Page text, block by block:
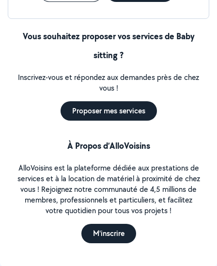
Vous souhaitez proposer vos services de Baby
sitting ?
Inscrivez-vous et répondez aux demandes près de chez
vous !
Proposer mes services
À Propos d’AlloVoisins
AlloVoisins est la plateforme dédiée aux prestations de
services et à la location de matériel à proximité de chez
vous ! Rejoignez notre communauté de 4,5 millions de
membres, professionnels et particuliers, et facilitez
votre quotidien pour tous vos projets !
M'inscrire